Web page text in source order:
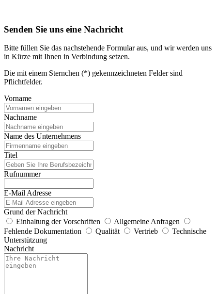
Senden Sie uns eine Nachricht
Bitte füllen Sie das nachstehende Formular aus, und wir werden uns
in Kürze mit Ihnen in Verbindung setzen.
Die mit einem Sternchen (*) gekennzeichneten Felder sind
Pflichtfelder.
Vorname
Nachname
Name des Unternehmens
Titel
Rufnummer
E-Mail Adresse
Grund der Nachricht
Einhaltung der Vorschriften
Allgemeine Anfragen
Fehlende Dokumentation
Qualität Vertrieb
Technische
Unterstützung
Nachricht